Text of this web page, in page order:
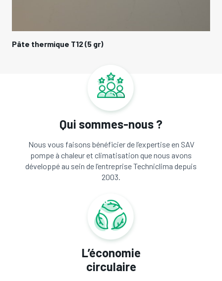
Pâte thermique T12 (5 gr)
Qui sommes-nous ?
Nous vous faisons bénéficier de l’expertise en SAV
pompe à chaleur et climatisation que nous avons
développé au sein de l’entreprise Techniclima depuis
2003.
L’économie
circulaire